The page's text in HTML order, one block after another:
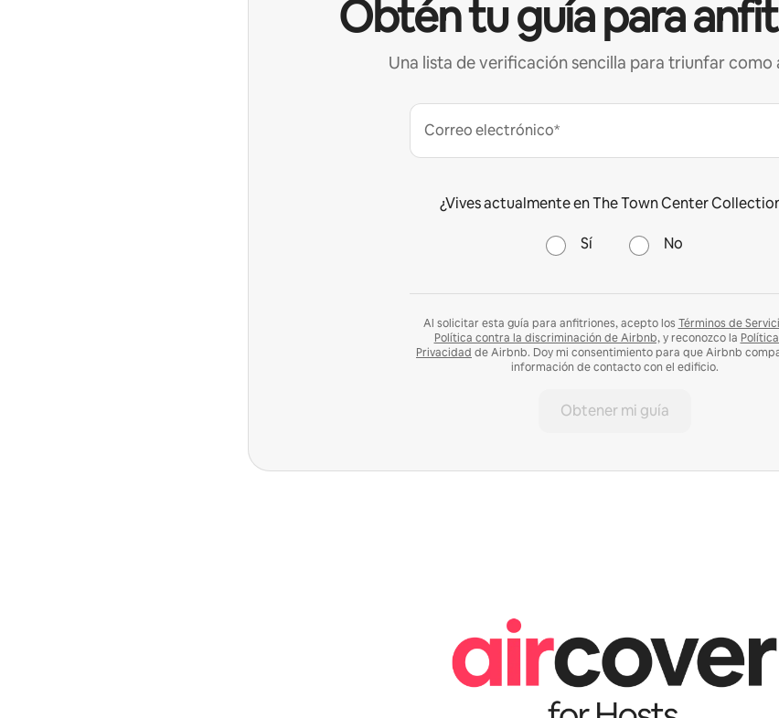
Obtén tu guía para
Una lista de verificación sencilla para triunfar
Correo electrónico*
¿Vives actualmente en The Town Center
Sí No
Al solicitar esta guía para anfitriones, acepto los Términos de
Política contra la discriminación de Airbnb,y reconozco la
Privacidad de Airbnb. Doy mi consentimiento para que Airbnb
información de contacto con el edificio.
Obtener mi guía